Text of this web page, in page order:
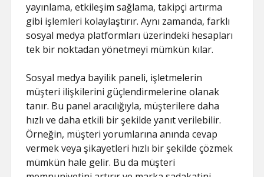
yayınlama, etkileşim sağlama, takipçi artırma
gibi işlemleri kolaylaştırır. Aynı zamanda, farklı
sosyal medya platformları üzerindeki hesapları
tek bir noktadan yönetmeyi mümkün kılar.
Sosyal medya bayilik paneli, işletmelerin
müşteri ilişkilerini güçlendirmelerine olanak
tanır. Bu panel aracılığıyla, müşterilere daha
hızlı ve daha etkili bir şekilde yanıt verilebilir.
Örneğin, müşteri yorumlarına anında cevap
vermek veya şikayetleri hızlı bir şekilde çözmek
mümkün hale gelir. Bu da müşteri